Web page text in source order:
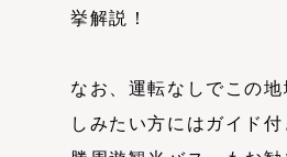
挙解説！
なお、運転なしでこの
しみたい方にはガイド